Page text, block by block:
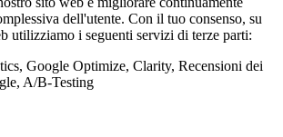
dell'utente. Con il tuo consenso, su
utilizziamo i seguenti servizi di terze parti:
Google Optimize, Clarity, Recensioni dei
A/B-Testing